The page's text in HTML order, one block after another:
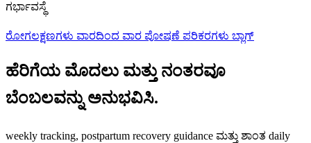
ಗರ್ಭಾವಸ್ಥೆ
ರೋಗಲಕ್ಷಣಗಳು ವಾರದಿಂದ ವಾರ ಪೋಷಣೆ ಪರಿಕರಗಳು ಬ್ಲಾಗ್
ಹೆರಿಗೆಯ ಮೊದಲು ಮತ್ತು ನಂತರವೂ
ಬೆಂಬಲವನ್ನು ಅನುಭವಿಸಿ.
weekly tracking, postpartum recovery guidance ಮತ್ತು ಶಾಂತ daily